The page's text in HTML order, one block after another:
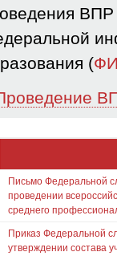
(
Письмо Федеральной
проведении
среднего
Приказ Федеральной
утверждении состава